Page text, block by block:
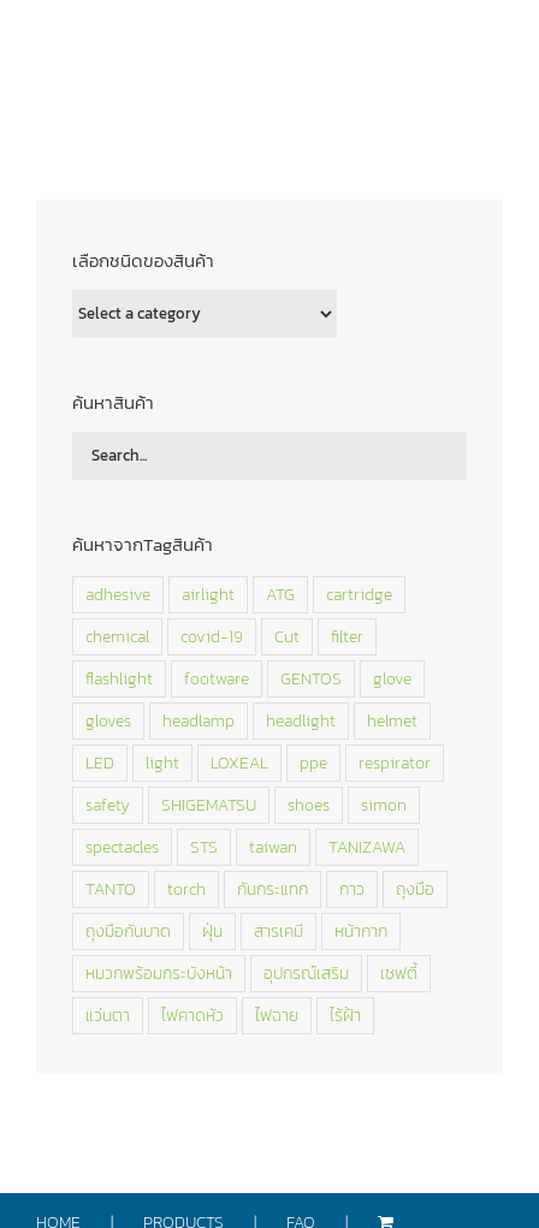
เลือกชนิดของสินค้า
ค้นหาสินค้า
ค้นหาจากTagสินค้า
adhesive airlight ATG
cartridge
chemical
covid-19 Cut
filter
flashlight
footware GENTOS
glove
gloves
headlamp headlight
helmet
LED
light LOXEAL ppe
respirator
safety
SHIGEMATSU shoes
simon
spectacles
STS taiwan
TANIZAWA
TANTO
torch กันกระแทก กาว
ถุงมือ
ถุงมือกันบาด
ฝุ่น สารเคมี
หน้ากาก
หมวกพร้อมกระบังหน้า
อุปกรณ์เสริม
เซฟตี้
แว่นตา
ไฟคาดหัว ไฟฉาย ไร้ฝ้า
HOME PRODUCTS FAQ